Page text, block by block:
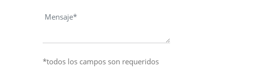
*todos los campos son requeridos